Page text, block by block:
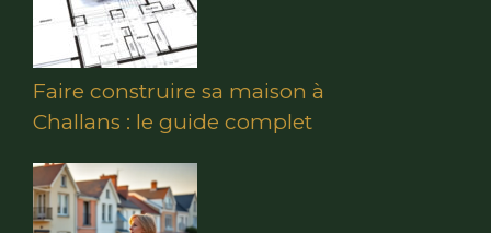
Faire construire sa maison à
Challans : le guide complet